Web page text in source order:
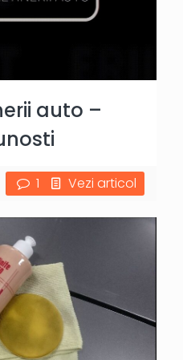
auto –
1 Vezi articol